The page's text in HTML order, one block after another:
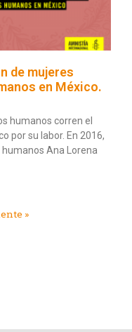
de mujeres
en México.
humanos corren el
por su labor. En 2016,
Ana Lorena
»